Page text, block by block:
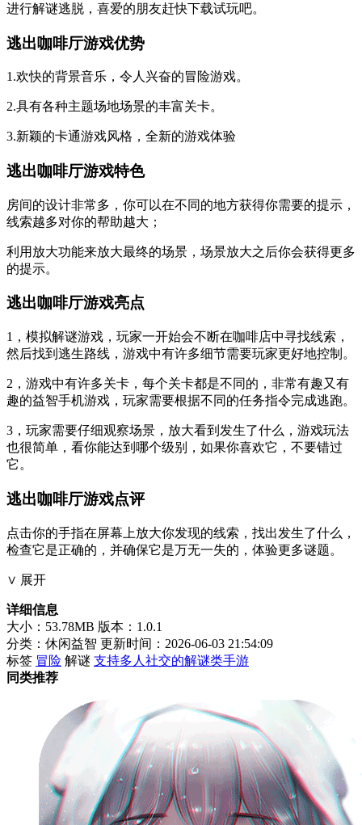
进行解谜逃脱，喜爱的朋友赶快下载试玩吧。
逃出咖啡厅游戏优势
1.欢快的背景音乐，令人兴奋的冒险游戏。
2.具有各种主题场地场景的丰富关卡。
3.新颖的卡通游戏风格，全新的游戏体验
逃出咖啡厅游戏特色
房间的设计非常多，你可以在不同的地方获得你需要的提示，
线索越多对你的帮助越大；
利用放大功能来放大最终的场景，场景放大之后你会获得更多
的提示。
逃出咖啡厅游戏亮点
1，模拟解谜游戏，玩家一开始会不断在咖啡店中寻找线索，
然后找到逃生路线，游戏中有许多细节需要玩家更好地控制。
2，游戏中有许多关卡，每个关卡都是不同的，非常有趣又有
趣的益智手机游戏，玩家需要根据不同的任务指令完成逃跑。
3，玩家需要仔细观察场景，放大看到发生了什么，游戏玩法
也很简单，看你能达到哪个级别，如果你喜欢它，不要错过
它。
逃出咖啡厅游戏点评
点击你的手指在屏幕上放大你发现的线索，找出发生了什么，
检查它是正确的，并确保它是万无一失的，体验更多谜题。
∨ 展开
详细信息
大小：53.78MB 版本：1.0.1
分类：休闲益智 更新时间：2026-06-03 21:54:09
标签 冒险 解谜 支持多人社交的解谜类手游
同类推荐